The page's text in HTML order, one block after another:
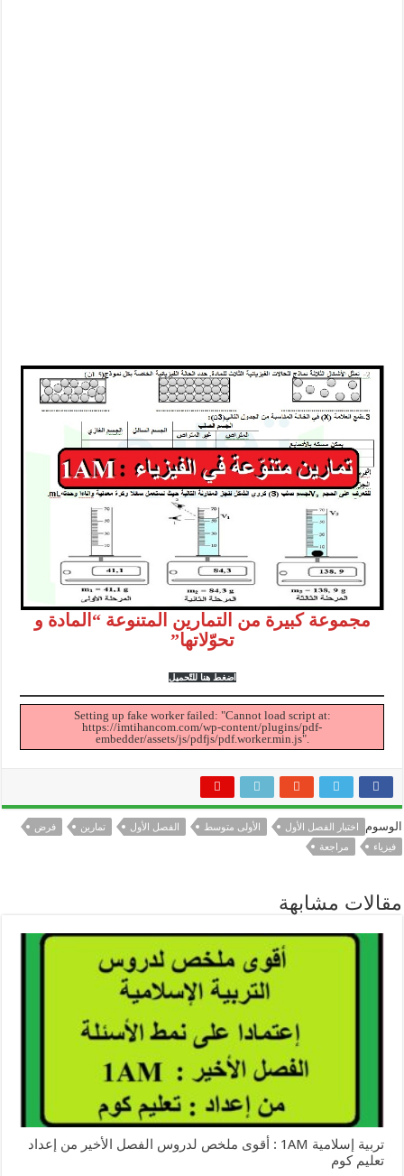
مجموعة كبيرة من التمارين المتنوعة “المادة و
تحوّلاتها”
اضغط هنا للتّحميل
Setting up fake worker failed: "Cannot load script at:
https://imtihancom.com/wp-content/plugins/pdf-
embedder/assets/js/pdfjs/pdf.worker.min.js".
الوسوم اختبار الفصل الأول الأولى متوسط الفصل الأول تمارين
فرض
فيزياء
مراجعة
مقالات مشابهة
تربية إسلامية 1AM : أقوى ملخص لدروس الفصل الأخير من إعداد
تعليم كوم